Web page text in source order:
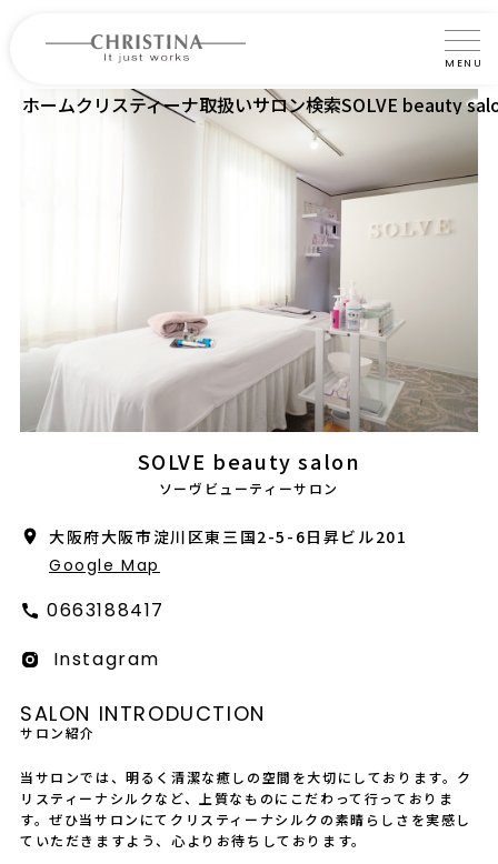
MENU
クリスティーナについて
認定インストラクター・トレーナー紹介
採用情報
製品導入について
お問い合わせ
プライバシーポリシー
ホームクリスティーナ取扱いサロン検索SOLVE beauty
SOLVE beauty salon
ソーヴビューティーサロン
大阪府大阪市淀川区東三国2-5-6日昇ビル201
Google Map
0663188417
Instagram
SALON INTRODUCTION
サロン紹介
当サロンでは、明るく清潔な癒しの空間を大切にしております。ク
リスティーナシルクなど、上質なものにこだわって行っておりま
す。ぜひ当サロンにてクリスティーナシルクの素晴らしさを実感し
ていただきますよう、心よりお待ちしております。